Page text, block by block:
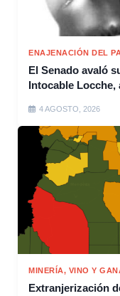
ENAJENACIÓN DEL
El Senado avaló
Intocable Locche,
4 AGOSTO, 2026
MINERÍA, VINO Y
Extranjerización